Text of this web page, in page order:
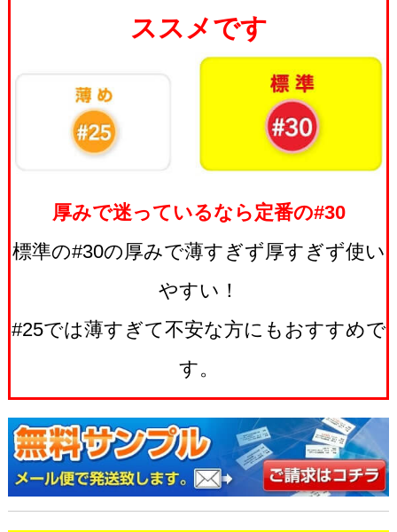
ススメです
厚みで迷っているなら定番の#30
標準の#30の厚みで薄すぎず厚すぎず使い
やすい！
#25では薄すぎて不安な方にもおすすめで
す。